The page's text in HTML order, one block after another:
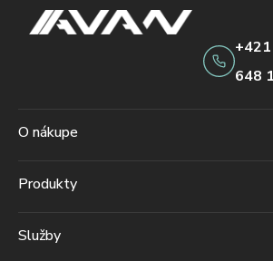
648
O nákupe
Produkty
Služby